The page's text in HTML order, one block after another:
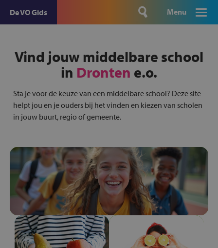
De VO Gids Menu
Vind jouw middelbare school
in Dronten e.o.
Sta je voor de keuze van een middelbare school? Deze site
helpt jou en je ouders bij het vinden en kiezen van scholen
in jouw buurt, regio of gemeente.